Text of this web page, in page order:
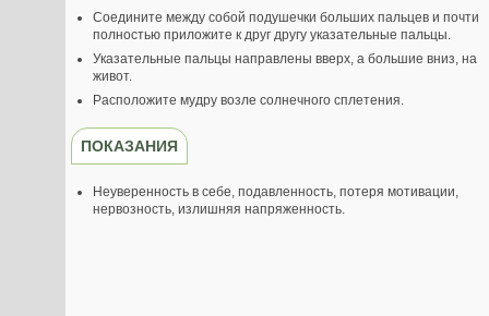
Соедините между собой подушечки больших пальцев и почти
полностью приложите к друг другу указательные пальцы.
Указательные пальцы направлены вверх, а большие вниз, на
живот.
Расположите мудру возле солнечного сплетения.
ПОКАЗАНИЯ
Неуверенность в себе, подавленность, потеря мотивации,
нервозность, излишняя напряженность.